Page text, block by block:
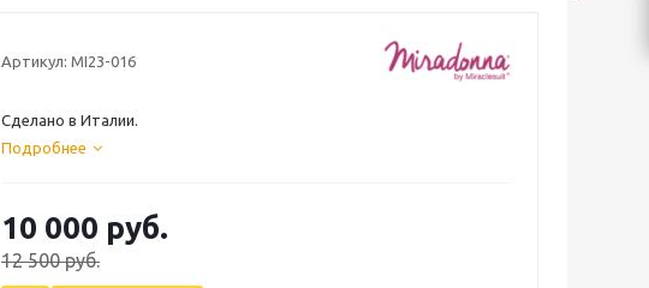
Артикул: MI23-016
Сделано в Италии.
Подробнее
10 000 руб.
12 500 руб.